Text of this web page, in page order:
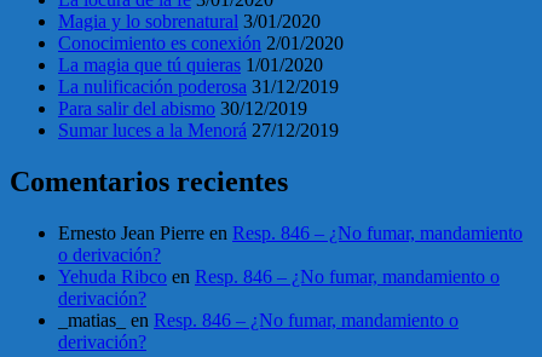
Magia y lo sobrenatural 3/01/2020
Conocimiento es conexión 2/01/2020
La magia que tú quieras 1/01/2020
La nulificación poderosa 31/12/2019
Para salir del abismo 30/12/2019
Sumar luces a la Menorá 27/12/2019
Comentarios recientes
Ernesto Jean Pierre en Resp. 846 – ¿No fumar, mandamiento
o derivación?
Yehuda Ribco en Resp. 846 – ¿No fumar, mandamiento o
derivación?
_matias_
en Resp. 846 – ¿No fumar, mandamiento o
derivación?